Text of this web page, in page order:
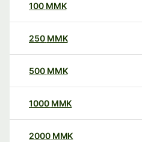
100 MMK
250 MMK
500 MMK
1000 MMK
2000 MMK